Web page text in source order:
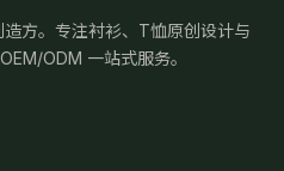
方。专注衬衫、T恤原创设计与
ODM 一站式服务。